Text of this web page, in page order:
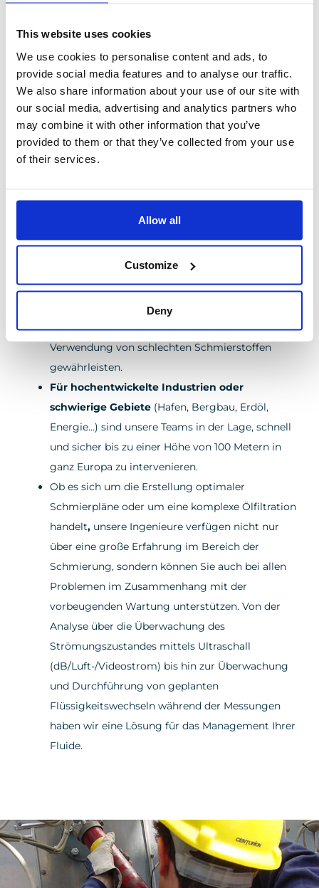
This website uses cookies
We use cookies to personalise content and ads, to
provide social media features and to analyse our traffic.
We also share information about your use of our site with
our social media, advertising and analytics partners who
may combine it with other information that you’ve
provided to them or that they’ve collected from your use
of their services.
Allow all
Customize
Deny
an das Management von Fluiden. Aus diesem Grund
bietet Boccard innovative Lösungen an, die den
speziellen Anforderungen jedes einzelnen
Unternehmens gerecht werden.
Für die Lebensmittel- und Pharmaindustrie
die eine eigene Produktion benötigt und auf die
langjährigen Erfahrung in den Prozessanlagen
für den Eigenbedarf und unserer ständig
erweiterten technischen Kenntnisse auf dem
Gebiet der Schmierstoffe können wir die
Sicherheit Ihrer Produktion durch die
Vermeidung von Ölverunreinigungen und der
Verwendung von schlechten Schmierstoffen
gewährleisten.
Für hochentwickelte Industrien oder
schwierige Gebiete (Hafen, Bergbau, Erdöl,
Energie…) sind unsere Teams in der Lage, schnell
und sicher bis zu einer Höhe von 100 Metern in
ganz Europa zu intervenieren.
Ob es sich um die Erstellung optimaler
Schmierpläne oder um eine komplexe Ölfiltration
handelt, unsere Ingenieure verfügen nicht nur
über eine große Erfahrung im Bereich der
Schmierung, sondern können Sie auch bei allen
Problemen im Zusammenhang mit der
vorbeugenden Wartung unterstützen. Von der
Analyse über die Überwachung des
Strömungszustandes mittels Ultraschall
(dB/Luft-/Videostrom) bis hin zur Überwachung
und Durchführung von geplanten
Flüssigkeitswechseln während der Messungen
haben wir eine Lösung für das Management Ihrer
Fluide.